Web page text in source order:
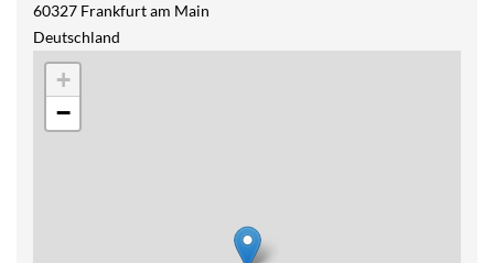
60327 Frankfurt am Main
Deutschland
+
−